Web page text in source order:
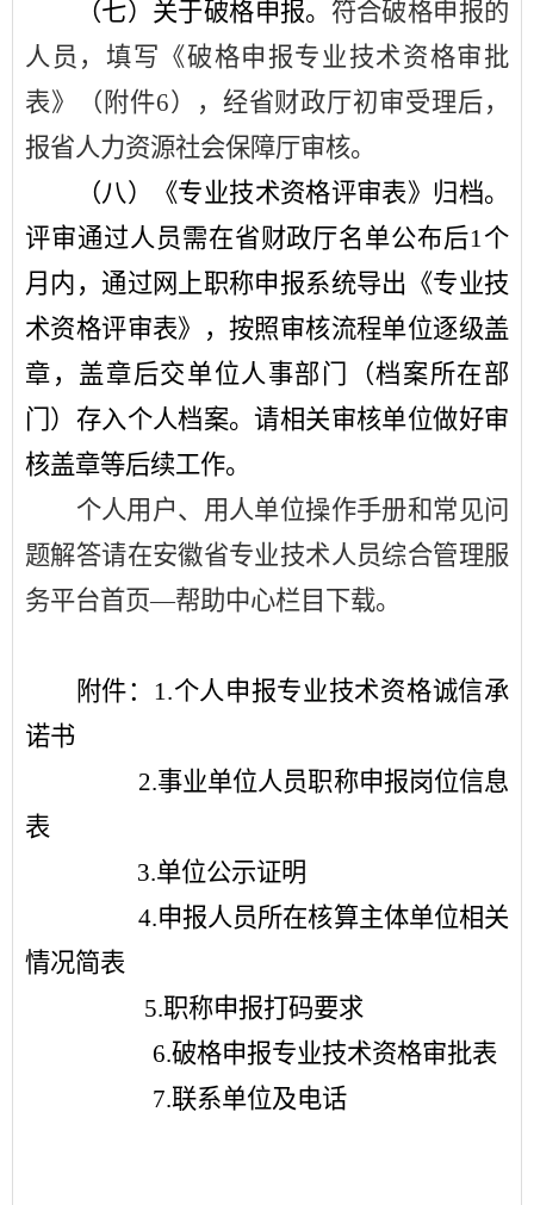
（七）关于破格申报。 符合破格申报的
人员，填写《破格申报专业技术资格审批
表》（附件6），经省财政厅初审受理后，
报省人力资源社会保障厅审核。
（八）《专业技术资格评审表》归档。
评审通过人员需在省财政厅名单公布后1个
月内，通过网上职称申报系统导出《专业技
术资格评审表》，按照审核流程单位逐级盖
章，盖章后交单位人事部门（档案所在部
门）存入个人档案。请相关审核单位做好审
核盖章等后续工作。
个人用户、用人单位操作手册和常见问
题解答请在安徽省专业技术人员综合管理服
务平台首页—帮助中心栏目下载。
附件： 1.个人申报专业技术资格诚信承
诺书
2.事业单位人员职称申报岗位信息
表
3.单位公示证明
4.申报人员所在核算主体单位相关
情况简表
5.职称申报打码要求
6.破格申报专业技术资格审批表
7.联系单位及电话